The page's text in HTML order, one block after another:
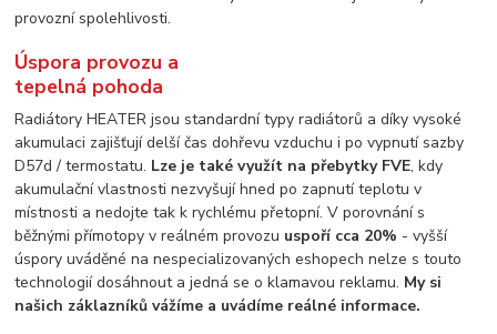
provozní spolehlivosti.
Úspora provozu a
tepelná pohoda
Radiátory HEATER jsou standardní typy radiátorů a díky vysoké
akumulaci zajišťují delší čas dohřevu vzduchu i po vypnutí sazby
D57d / termostatu. Lze je také využít na přebytky FVE, kdy
akumulační vlastnosti nezvyšují hned po zapnutí teplotu v
místnosti a nedojte tak k rychlému přetopní. V porovnání s
běžnými přímotopy v reálném provozu uspoří cca 20% - vyšší
úspory uváděné na nespecializovaných eshopech nelze s touto
technologií dosáhnout a jedná se o klamavou reklamu. My si
našich záklazníků vážíme a uvádíme reálné informace.